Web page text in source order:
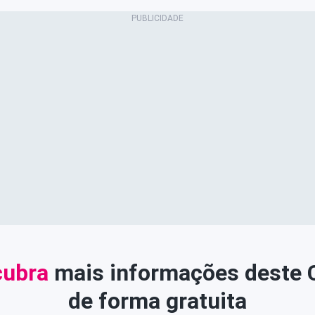
mais informações deste
de forma gratuita